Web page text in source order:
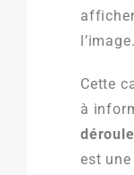
l’image.
Cette
à
est